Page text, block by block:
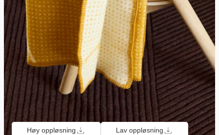
Høy oppløsning Lav oppløsning